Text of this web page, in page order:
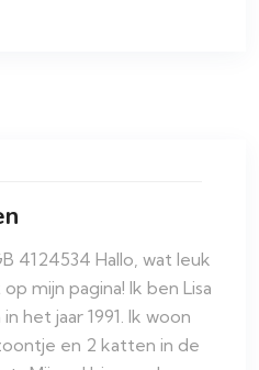
4124534 Hallo, wat leuk
mijn pagina! Ik ben Lisa
het jaar 1991. Ik woon
en 2 katten in de